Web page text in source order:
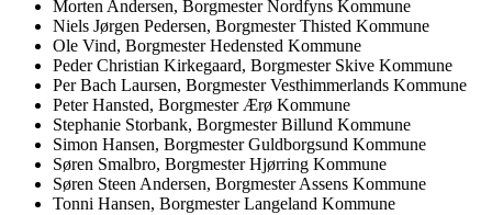
Morten Andersen, Borgmester Nordfyns Kommune
Niels Jørgen Pedersen, Borgmester Thisted Kommune
Ole Vind, Borgmester Hedensted Kommune
Peder Christian Kirkegaard, Borgmester Skive Kommune
Per Bach Laursen, Borgmester Vesthimmerlands Kommune
Peter Hansted, Borgmester Ærø Kommune
Stephanie Storbank, Borgmester Billund Kommune
Simon Hansen, Borgmester Guldborgsund Kommune
Søren Smalbro, Borgmester Hjørring Kommune
Søren Steen Andersen, Borgmester Assens Kommune
Tonni Hansen, Borgmester Langeland Kommune